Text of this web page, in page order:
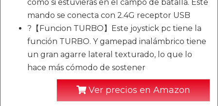
como si estuvieras en el campo de batalla. Este
mando se conecta con 2.4G receptor USB
?【Funcion TURBO】Este joystick pc tiene la
función TURBO. Y gamepad inalámbrico tiene
un gran agarre lateral texturado, lo que lo
hace más cómodo de sostener
Ver precios en Amazon